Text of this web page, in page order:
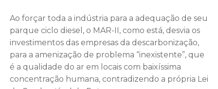
Ao forçar toda a indústria para a adequação de seu
parque ciclo diesel, o MAR-II, como está, desvia os
investimentos das empresas da descarbonização,
para a amenização de problema “inexistente”, que
é a qualidade do ar em locais com baixíssima
concentração humana, contradizendo a própria Lei